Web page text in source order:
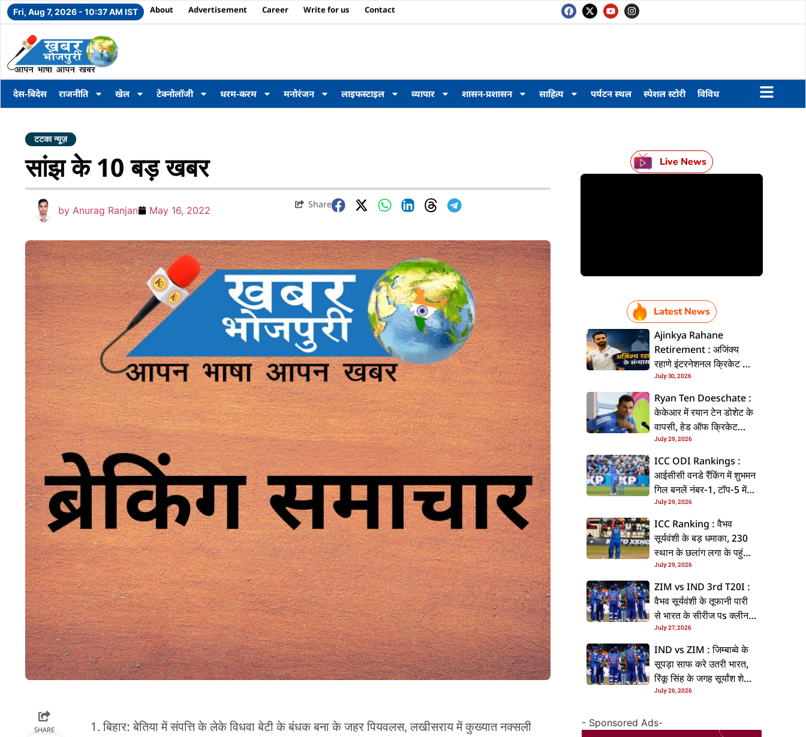
Fri, Aug 7, 2026 - 10:37 AM IST About Advertisement Career Write for us Contact
देस-बिदेस राजनीति खेल टेक्नोलॉजी धरम-करम मनोरंजन लाइफस्टाइल व्यापार शासन-प्रशासन साहित्य पर्यटन स्थल स्पेशल स्टोरी विविध
टटका न्यूज़
सांझ के 10 बड़ खबर
by Anurag Ranjan May 16, 2022
Share
SHARE
बिहार: बेतिया में संपत्ति के लेके विधवा बेटी के बंधक बना के जहर पियवलस, लखीसराय में कुख्यात नक्सली
Live News
Latest News
Ajinkya Rahane
Retirement : अजिंक्य
रहाणे इंटरनेशनल क्रिकेट से
ललें संन्यास, सोशल मीडिया
पs पोस्ट कs के कइलें एलान
July 30, 2026
Ryan Ten Doeschate :
केकेआर में रयान टेन डोशेट के
वापसी, हेड ऑफ क्रिकेट
स्ट्रेटजी के जिम्मेदारी संभरिहें
July 29, 2026
ICC ODI Rankings :
आईसीसी वनडे रैंकिंग में शुभमन
गिल बनलें नंबर-1, टॉप-5 में
भारत के तीन बल्लेबाज
July 29, 2026
ICC Ranking : वैभव
सूर्यवंशी के बड़ धमाका, 230
स्थान के छलांग लगा के पहुंचलें
48वां नंबर पs
July 29, 2026
ZIM vs IND 3rd T20I :
वैभव सूर्यवंशी के तूफानी पारी
से भारत के सीरीज पs क्लीन
स्वीप, जिम्बाब्वे 35 रन से
हारल
July 27, 2026
IND vs ZIM : जिम्बाब्वे के
सूपड़ा साफ करे उतरी भारत,
रिंकू सिंह के जगह सूर्यांश शेडगे
के मिल सकेला मवका
July 26, 2026
- Sponsored Ads-